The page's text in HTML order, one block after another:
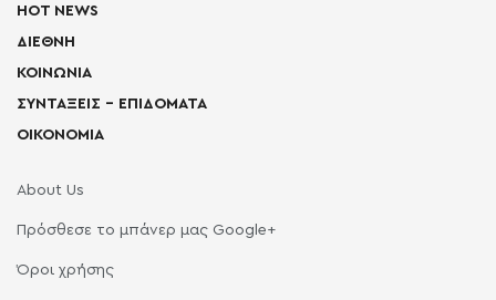
HOT NEWS
ΔΙΕΘΝΗ
ΚΟΙΝΩΝΙΑ
ΣΥΝΤΑΞΕΙΣ – ΕΠΙΔΟΜΑΤΑ
ΟΙΚΟΝΟΜΙΑ
About Us
Πρόσθεσε το μπάνερ μας Google+
Όροι χρήσης